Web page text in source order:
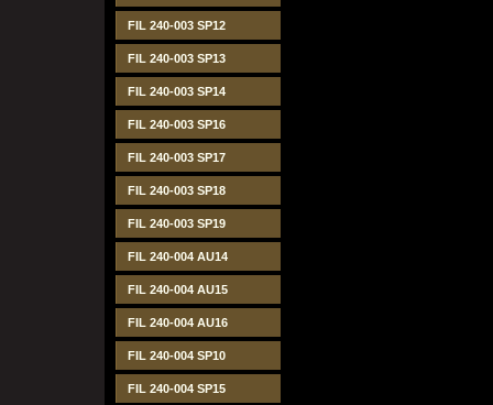
FIL 240-003 SP12
FIL 240-003 SP13
FIL 240-003 SP14
FIL 240-003 SP16
FIL 240-003 SP17
FIL 240-003 SP18
FIL 240-003 SP19
FIL 240-004 AU14
FIL 240-004 AU15
FIL 240-004 AU16
FIL 240-004 SP10
FIL 240-004 SP15